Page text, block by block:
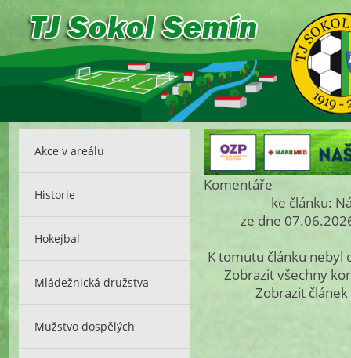
Akce v areálu
Historie
Hokejbal
Mládežnická družstva
Mužstvo dospělých
Komentáře
ke článku:
ze dne
K tomutu článku nebyl
Zobrazit všechny
Zobrazit